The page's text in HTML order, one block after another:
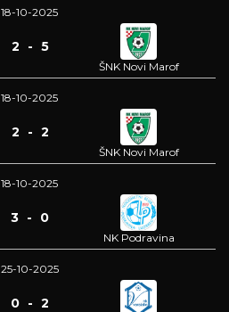
18-10-2025
2 - 5
ŠNK Novi Marof
18-10-2025
2 - 2
ŠNK Novi Marof
18-10-2025
3 - 0
NK Podravina
25-10-2025
0 - 2